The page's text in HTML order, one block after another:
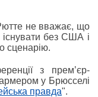
не вважає, що
існувати без США і
сценарію.
з премʼєр-
у Брюсселі
правда".